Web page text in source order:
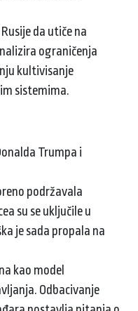
da utiče na
ograničenja
kultivisanje
sistemima.
Trumpa i
podržavala
su se uključile u
je sada propala na
kao model
Odbacivanje